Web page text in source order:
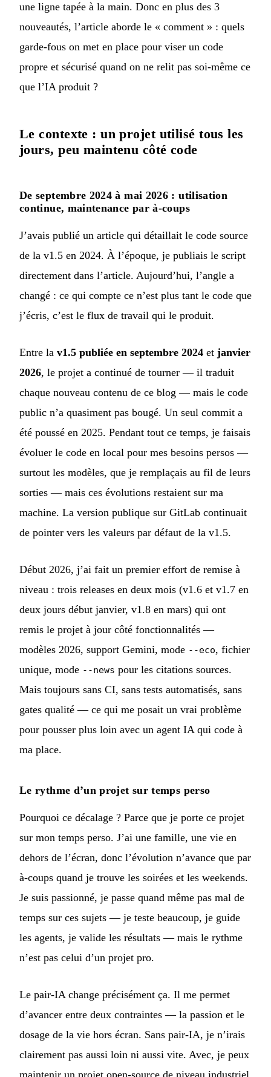
une ligne tapée à la main. Donc en plus des 3
nouveautés, l’article aborde le « comment » : quels
garde-fous on met en place pour viser un code
propre et sécurisé quand on ne relit pas soi-même ce
que l’IA produit ?
Le contexte : un projet utilisé tous les
jours, peu maintenu côté code
De septembre 2024 à mai 2026 : utilisation
continue, maintenance par à-coups
J’avais publié un article qui détaillait le code source
de la v1.5 en 2024. À l’époque, je publiais le script
directement dans l’article. Aujourd’hui, l’angle a
changé : ce qui compte ce n’est plus tant le code que
j’écris, c’est le flux de travail qui le produit.
Entre la v1.5 publiée en septembre 2024 et janvier
2026, le projet a continué de tourner — il traduit
chaque nouveau contenu de ce blog — mais le code
public n’a quasiment pas bougé. Un seul commit a
été poussé en 2025. Pendant tout ce temps, je faisais
évoluer le code en local pour mes besoins persos —
surtout les modèles, que je remplaçais au fil de leurs
sorties — mais ces évolutions restaient sur ma
machine. La version publique sur GitLab continuait
de pointer vers les valeurs par défaut de la v1.5.
Début 2026, j’ai fait un premier effort de remise à
niveau : trois releases en deux mois (v1.6 et v1.7 en
deux jours début janvier, v1.8 en mars) qui ont
remis le projet à jour côté fonctionnalités —
modèles 2026, support Gemini, mode --eco, fichier
unique, mode --news pour les citations sources.
Mais toujours sans CI, sans tests automatisés, sans
gates qualité — ce qui me posait un vrai problème
pour pousser plus loin avec un agent IA qui code à
ma place.
Le rythme d’un projet sur temps perso
Pourquoi ce décalage ? Parce que je porte ce projet
sur mon temps perso. J’ai une famille, une vie en
dehors de l’écran, donc l’évolution n’avance que par
à-coups quand je trouve les soirées et les weekends.
Je suis passionné, je passe quand même pas mal de
temps sur ces sujets — je teste beaucoup, je guide
les agents, je valide les résultats — mais le rythme
n’est pas celui d’un projet pro.
Le pair-IA change précisément ça. Il me permet
d’avancer entre deux contraintes — la passion et le
dosage de la vie hors écran. Sans pair-IA, je n’irais
clairement pas aussi loin ni aussi vite. Avec, je peux